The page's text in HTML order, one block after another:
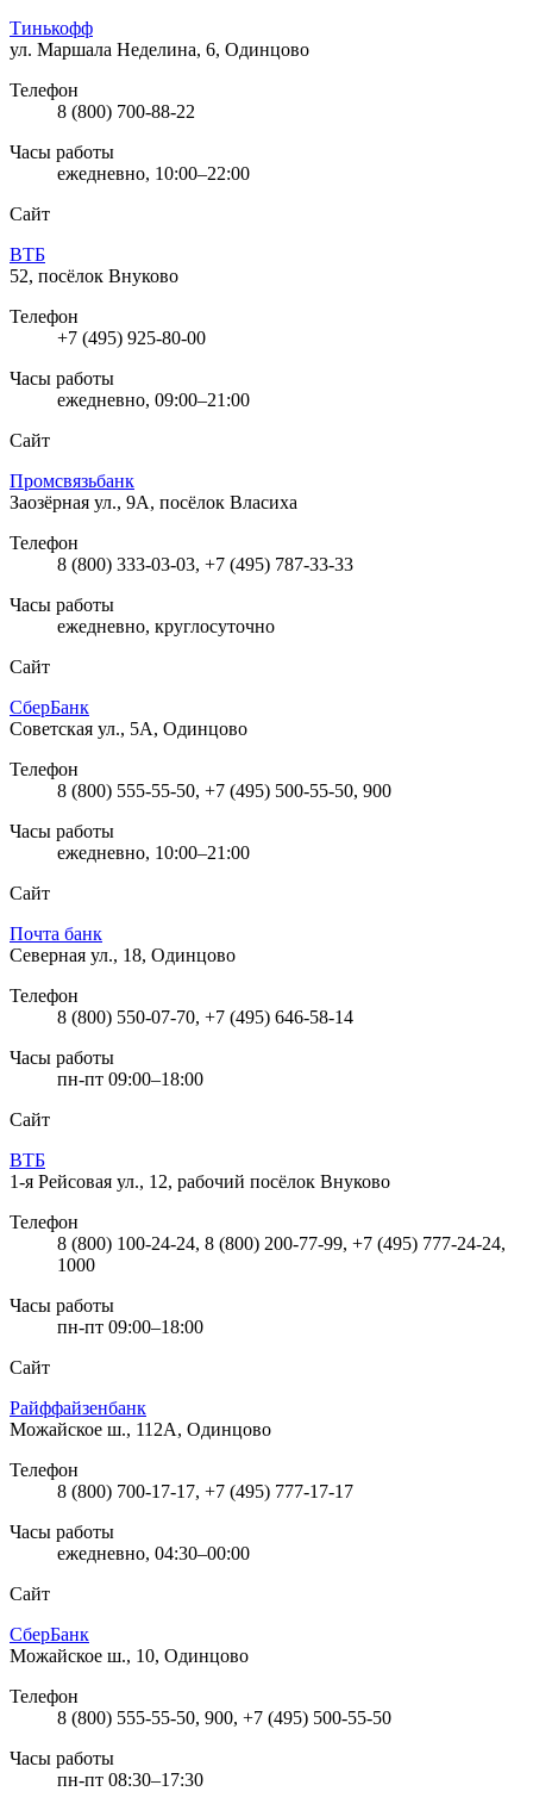
Тинькофф
ул. Маршала Неделина, 6, Одинцово
Телефон
8 (800) 700-88-22
Часы работы
ежедневно, 10:00–22:00
Сайт
ВТБ
52, посёлок Внуково
Телефон
+7 (495) 925-80-00
Часы работы
ежедневно, 09:00–21:00
Сайт
Промсвязьбанк
Заозёрная ул., 9А, посёлок Власиха
Телефон
8 (800) 333-03-03, +7 (495) 787-33-33
Часы работы
ежедневно, круглосуточно
Сайт
СберБанк
Советская ул., 5А, Одинцово
Телефон
8 (800) 555-55-50, +7 (495) 500-55-50, 900
Часы работы
ежедневно, 10:00–21:00
Сайт
Почта банк
Северная ул., 18, Одинцово
Телефон
8 (800) 550-07-70, +7 (495) 646-58-14
Часы работы
пн-пт 09:00–18:00
Сайт
ВТБ
1-я Рейсовая ул., 12, рабочий посёлок Внуково
Телефон
8 (800) 100-24-24, 8 (800) 200-77-99, +7 (495) 777-24-24,
1000
Часы работы
пн-пт 09:00–18:00
Сайт
Райффайзенбанк
Можайское ш., 112А, Одинцово
Телефон
8 (800) 700-17-17, +7 (495) 777-17-17
Часы работы
ежедневно, 04:30–00:00
Сайт
СберБанк
Можайское ш., 10, Одинцово
Телефон
8 (800) 555-55-50, 900, +7 (495) 500-55-50
Часы работы
пн-пт 08:30–17:30